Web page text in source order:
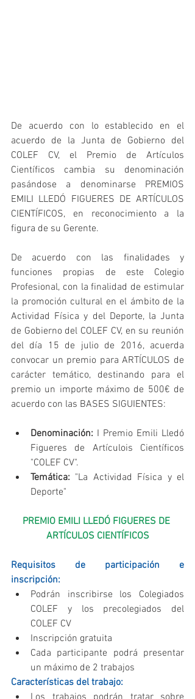
De acuerdo con lo establecido en el
acuerdo de la Junta de Gobierno del
COLEF CV, el Premio de Artículos
Científicos cambia su denominación
pasándose a denominarse PREMIOS
EMILI LLEDÓ FIGUERES DE ARTÍCULOS
CIENTÍFICOS, en reconocimiento a la
figura de su Gerente.
De acuerdo con las finalidades y
funciones propias de este Colegio
Profesional, con la finalidad de estimular
la promoción cultural en el ámbito de la
Actividad Física y del Deporte, la Junta
de Gobierno del COLEF CV, en su reunión
del día 15 de julio de 2016, acuerda
convocar un premio para ARTÍCULOS de
carácter temático, destinando para el
premio un importe máximo de 500€ de
acuerdo con las BASES SIGUIENTES:
Denominación: I Premio Emili Lledó
Figueres de Artículois Científicos
"COLEF CV".
Temática: "La Actividad Física y el
Deporte"
PREMIO EMILI LLEDÓ FIGUERES DE
ARTÍCULOS CIENTÍFICOS
Requisitos de participación e
inscripción:
Podrán inscribirse los Colegiados
COLEF y los precolegiados del
COLEF CV
Inscripción gratuita
Cada participante podrá presentar
un máximo de 2 trabajos
Características del trabajo: